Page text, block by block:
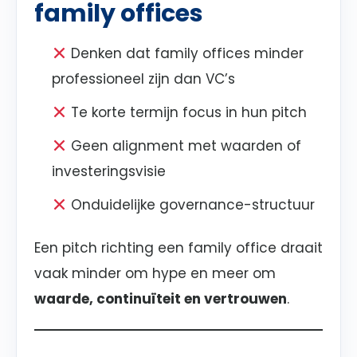
family offices
Denken dat family offices minder
professioneel zijn dan VC’s
Te korte termijn focus in hun pitch
Geen alignment met waarden of
investeringsvisie
Onduidelijke governance-structuur
Een pitch richting een family office draait
vaak minder om hype en meer om
waarde, continuïteit en vertrouwen.